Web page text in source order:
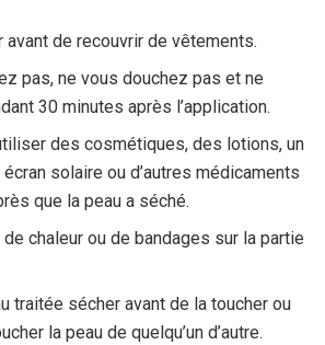
de recouvrir de vêtements.
pas, ne vous douchez pas et ne
30 minutes après l’application.
des cosmétiques, des lotions, un
solaire ou d’autres médicaments
que la peau a séché.
chaleur ou de bandages sur la partie
traitée sécher avant de la toucher ou
la peau de quelqu’un d’autre.